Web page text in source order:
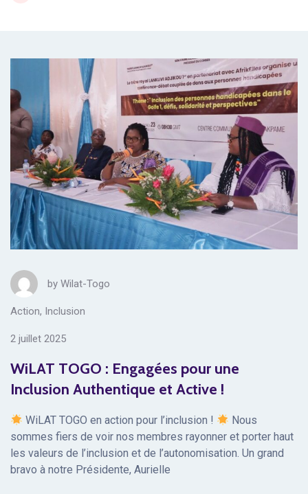
by Wilat-Togo
Action, Inclusion
2 juillet 2025
WiLAT TOGO : Engagées pour une
Inclusion Authentique et Active !
WiLAT TOGO en action pour l’inclusion !
Nous
sommes fiers de voir nos membres rayonner et porter haut
les valeurs de l’inclusion et de l’autonomisation. Un grand
bravo à notre Présidente, Aurielle